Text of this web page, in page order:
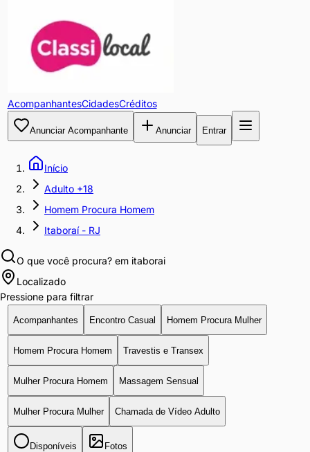
AcompanhantesCidadesCréditos
Anunciar Acompanhante Anunciar Entrar
Início
Adulto +18
Homem Procura Homem
Itaboraí - RJ
O que você procura? em itaborai
Localizado
Pressione para filtrar
Acompanhantes Encontro Casual Homem Procura Mulher
Homem Procura Homem Travestis e Transex
Mulher Procura Homem Massagem Sensual
Mulher Procura Mulher Chamada de Vídeo Adulto
Disponíveis Fotos